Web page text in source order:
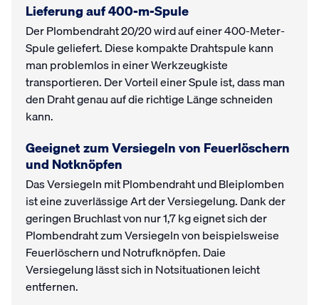
Lieferung auf 400-m-Spule
Der Plombendraht 20/20 wird auf einer 400-Meter-
Spule geliefert. Diese kompakte Drahtspule kann
man problemlos in einer Werkzeugkiste
transportieren. Der Vorteil einer Spule ist, dass man
den Draht genau auf die richtige Länge schneiden
kann.
Geeignet zum Versiegeln von Feuerlöschern
und Notknöpfen
Das Versiegeln mit Plombendraht und Bleiplomben
ist eine zuverlässige Art der Versiegelung. Dank der
geringen Bruchlast von nur 1,7 kg eignet sich der
Plombendraht zum Versiegeln von beispielsweise
Feuerlöschern und Notrufknöpfen. Daie
Versiegelung lässt sich in Notsituationen leicht
entfernen.